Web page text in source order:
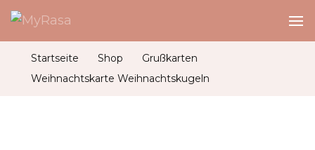
MyRasa
Illustration & Design
Startseite Shop
Grußkarten
Weihnachtskarte Weihnachtskugeln